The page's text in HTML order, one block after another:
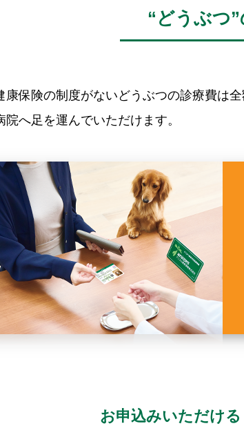
“どうぶつ
康保険の制度がないどうぶつの診療費は
院へ足を運んでいただけます。
お申込みいただける